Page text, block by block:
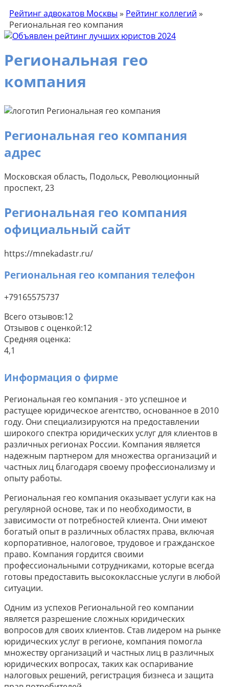
Рейтинг адвокатов Москвы » Рейтинг коллегий »
Региональная гео компания
Региональная гео
компания
Региональная гео компания
адрес
Московская область, Подольск, Революционный
проспект, 23
Региональная гео компания
официальный сайт
https://mnekadastr.ru/
Региональная гео компания телефон
+79165575737
Всего отзывов:12
Отзывов с оценкой:12
Средняя оценка:
4,1
Информация о фирме
Региональная гео компания - это успешное и
растущее юридическое агентство, основанное в 2010
году. Они специализируются на предоставлении
широкого спектра юридических услуг для клиентов в
различных регионах России. Компания является
надежным партнером для множества организаций и
частных лиц благодаря своему профессионализму и
опыту работы.
Региональная гео компания оказывает услуги как на
регулярной основе, так и по необходимости, в
зависимости от потребностей клиента. Они имеют
богатый опыт в различных областях права, включая
корпоративное, налоговое, трудовое и гражданское
право. Компания гордится своими
профессиональными сотрудниками, которые всегда
готовы предоставить высококлассные услуги в любой
ситуации.
Одним из успехов Региональной гео компании
является разрешение сложных юридических
вопросов для своих клиентов. Став лидером на рынке
юридических услуг в регионе, компания помогла
множеству организаций и частных лиц в различных
юридических вопросах, таких как оспаривание
налоговых решений, регистрация бизнеса и защита